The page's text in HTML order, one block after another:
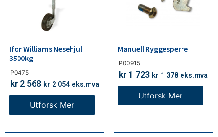
P0475
Ifor Williams Nesehjul
3500kg
kr 2 568 kr 2 054 eks.mva
Utforsk Mer
P00915
Manuell Ryggesperre
kr 1 723 kr 1 378 eks.mva
Utforsk Mer